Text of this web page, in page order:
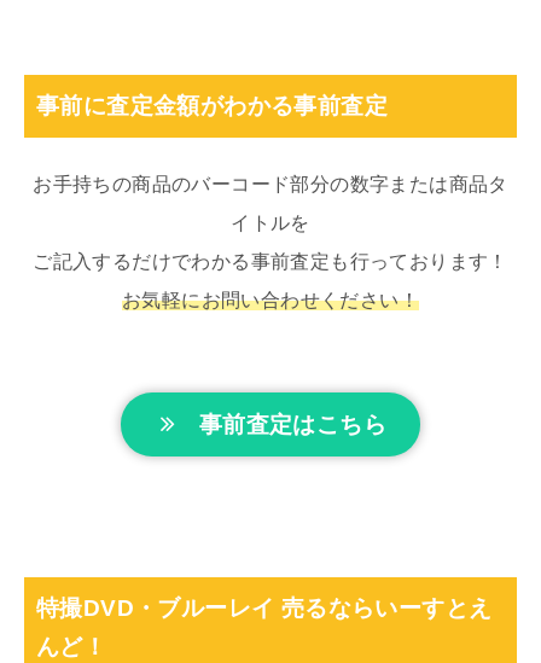
事前に査定金額がわかる事前査定
お手持ちの商品のバーコード部分の数字または商品タ
イトルを
ご記入するだけでわかる事前査定も行っております！
お気軽にお問い合わせください！
事前査定はこちら
特撮DVD・ブルーレイ 売るならいーすとえ
んど！